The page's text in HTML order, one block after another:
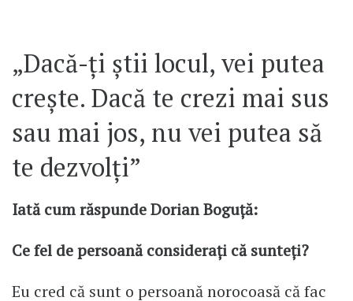
„Dacă-ți știi locul, vei putea
crește. Dacă te crezi mai sus
sau mai jos, nu vei putea să
te dezvolți”
Iată cum răspunde Dorian Boguță:
Ce fel de persoană considerați că sunteți?
Eu cred că sunt o persoană norocoasă că fac